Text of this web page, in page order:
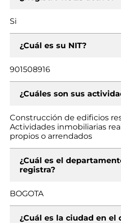
Si
¿Cuál es su NIT?
901508916
¿Cuáles son sus
Construcción de edificios
Actividades inmobiliarias
propios o arrendados
¿Cuál es el
registra?
BOGOTA
¿Cuál es la ciudad en el